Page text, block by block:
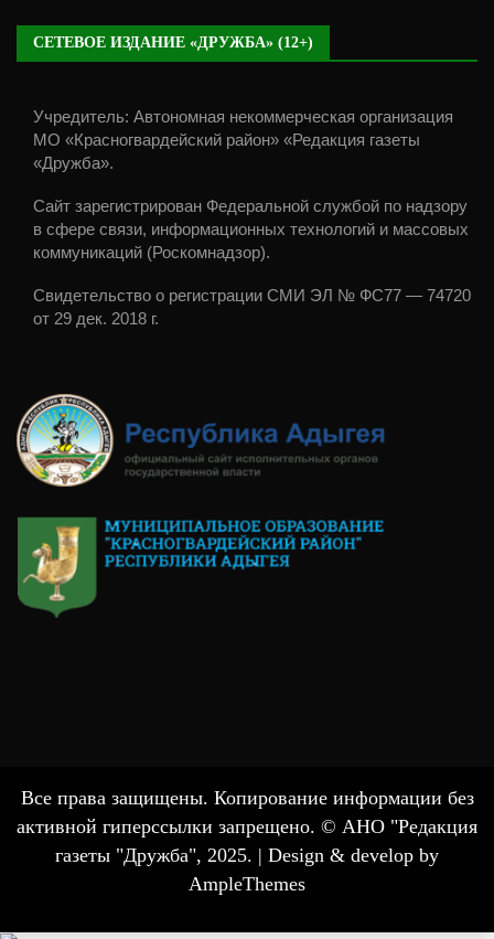
СЕТЕВОЕ ИЗДАНИЕ «ДРУЖБА» (12+)
Учредитель: Автономная некоммерческая организация
МО «Красногвардейский район» «Редакция газеты
«Дружба».
Сайт зарегистрирован Федеральной службой по надзору
в сфере связи, информационных технологий и массовых
коммуникаций (Роскомнадзор).
Свидетельство о регистрации СМИ ЭЛ № ФС77 — 74720
от 29 дек. 2018 г.
Все права защищены. Копирование информации без
активной гиперссылки запрещено. © АНО "Редакция
газеты "Дружба", 2025. | Design & develop by
AmpleThemes